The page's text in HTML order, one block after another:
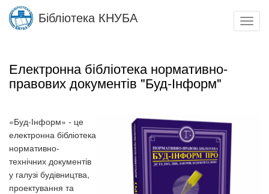
Skip
main
Бібліотека КНУБА
Електронна бібліотека нормативно-
правових документів "Буд-Інформ"
«Буд-Інформ» - це
електронна бібліотека
нормативно-
технічних документів
у галузі будівництва,
проектування та